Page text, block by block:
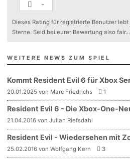
-
Dieses Rating für registrierte Benutzer
Sterne. Seid bei eurer Bewertung also fair...
WEITERE NEWS ZUM SPIEL
Kommt Resident Evil 6 für Xbox
20.01.2025 von Marc Friedrichs 1
Resident Evil 6 - Die Xbox-One-
21.04.2016 von Julian Riefsdahl
Resident Evil - Wiedersehen mit
25.02.2016 von Wolfgang Kern 3